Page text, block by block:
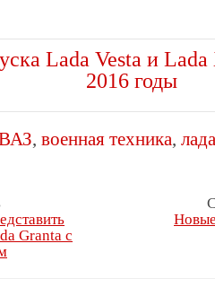
Lada Vesta и
2016 годы
, военная техника,
Granta с